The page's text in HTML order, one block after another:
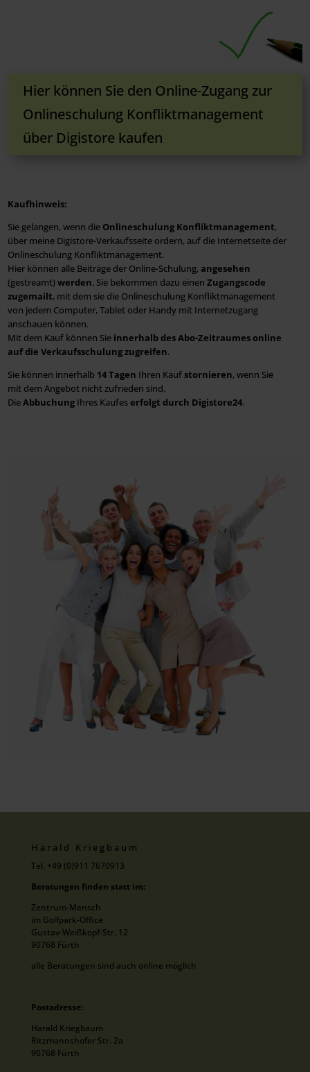
Hier können Sie den Online-Zugang zur
Onlineschulung Konfliktmanagement
über Digistore kaufen
Kaufhinweis:
Sie gelangen, wenn die Onlineschulung Konfliktmanagement,
über meine Digistore-Verkaufsseite ordern, auf die Internetseite der
Onlineschulung Konfliktmanagement.
Hier können alle Beiträge der Online-Schulung,angesehen
(gestreamt)werden. Sie bekommen dazu einenZugangscode
zugemailt, mit dem sie die Onlineschulung Konfliktmanagement
von jedem Computer, Tablet oder Handy mit Internetzugang
anschauen können.
Mit dem Kauf können Sie innerhalb des Abo-Zeitraumes online
auf die Verkaufsschulung zugreifen.
Sie können innerhalb 14 Tagen Ihren Kaufstornieren, wenn Sie
mit dem Angebot nicht zufrieden sind.
DieAbbuchung Ihres Kaufeserfolgt durch Digistore24.
Harald Kriegbaum
Tel. +49 (0)911 7670913
Beratungen finden statt im:
Zentrum-Mensch
im Golfpark-Office
Gustav-Weißkopf-Str. 12
90768 Fürth
alle Beratungen sind auch online möglich
Postadresse:
Harald Kriegbaum
Ritzmannshofer Str. 2a
90768 Fürth